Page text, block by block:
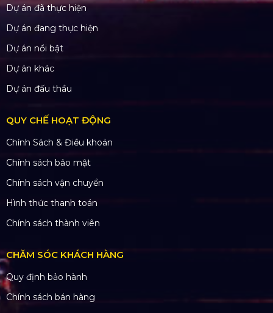
Dự án đã thực hiện
Dự án đang thực hiện
Dự án nổi bật
Dự án khác
Dự án đấu thầu
QUY CHẾ HOẠT ĐỘNG
Chính Sách & Điều khoản
Chính sách bảo mật
Chính sách vận chuyển
Hình thức thanh toán
Chính sách thành viên
CHĂM SÓC KHÁCH HÀNG
Quy định bảo hành
Chính sách bán hàng